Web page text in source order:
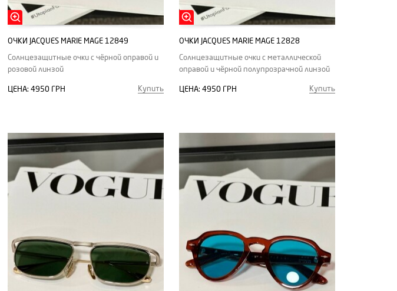
ОЧКИ JACQUES MARIE MAGE 12849
Солнцезащитные очки с чёрной оправой и
розовой линзой
ЦЕНА: 4950 ГРН Купить
ОЧКИ JACQUES MARIE MAGE 12828
Солнцезащитные очки с металлической
оправой и чёрной полупрозрачной линзой
ЦЕНА: 4950 ГРН Купить